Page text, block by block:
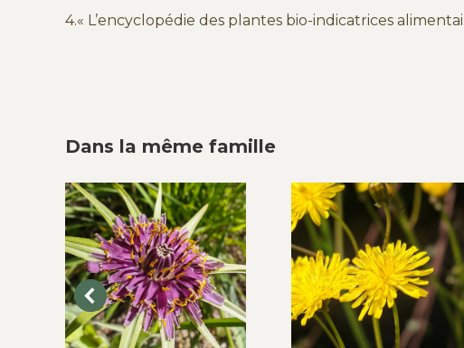
4.« L’encyclopédie des plantes bio-indicatrices
Dans la même famille